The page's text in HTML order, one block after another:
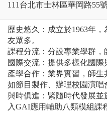
111台北市士林區華岡路55號
歷史悠久：成立於1963年
友眾多。
課程分流：分設專業學群，
國際交流：提供多樣化國際
產學合作：業界實習，師生
如節目製作、辦理校園演唱
與時俱進：緊隨時代發展
入GAI應用輔助八類模組課